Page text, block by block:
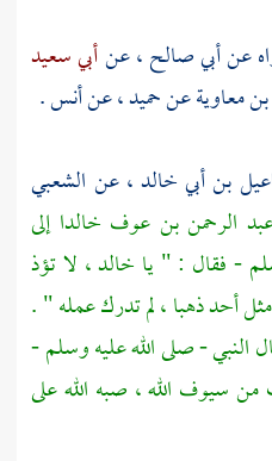
عنأبي صالح، عنأبي سعيد
معاويةعنحميد، عنأنس.
بن أبي خالد، عن الشعبي
الرحمن بن عوف خالداإلى
- فقال : " يا خالد، لا تؤذ
أحد ذهبا ، لم تدرك عمله " .
النبي - صلى الله عليه وسلم -
سيوف الله ، صبه الله على